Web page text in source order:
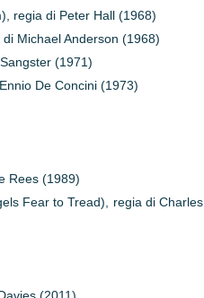
regia di Peter Hall (1968)
Michael Anderson (1968)
(1971)
De Concini (1973)
Rees (1989)
Fear to Tread), regia di Charles